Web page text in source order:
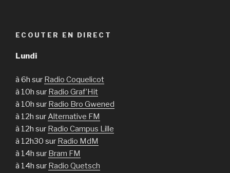
ECOUTER EN DIRECT
Lundi
à 6h sur Radio Coquelicot
à 10h sur Radio Graf’Hit
à 10h sur Radio Bro Gwened
à 12h surAlternative FM
à 12h sur Radio Campus Lille
à 12h30 sur Radio MdM
à 14h sur Bram FM
à 14h sur Radio Quetsch